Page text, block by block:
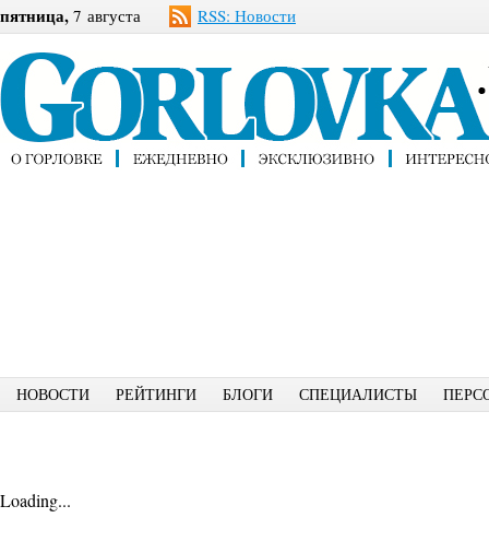
пятница, 7 августа RSS: Новости
НОВОСТИ РЕЙТИНГИ БЛОГИ СПЕЦИАЛИСТЫ
Loading...